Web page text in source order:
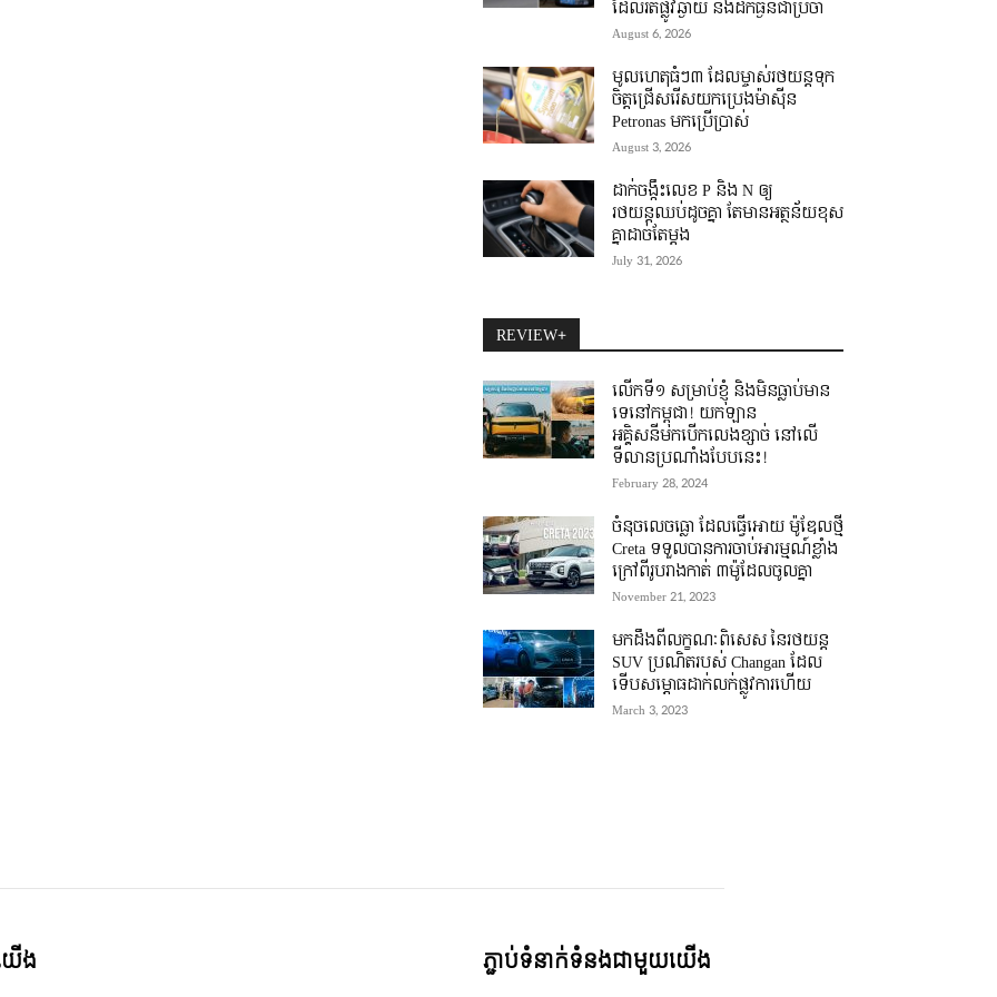
ដែលរត់ផ្លូវឆ្ងាយ និងដឹកធ្ងន់ជាប្រចាំ
August 6, 2026
មូលហេតុធំៗ៣ ដែលម្ចាស់រថយន្តទុក
ចិត្តជ្រើសរើសយកប្រេងម៉ាស៊ីន
Petronas មកប្រើប្រាស់
August 3, 2026
ដាក់ចង្កឹះលេខ P និង N ឲ្យ
រថយន្តឈប់ដូចគ្នា តែមានអត្ថន័យខុស
គ្នាដាច់តែម្តង
July 31, 2026
REVIEW+
លើកទី១ សម្រាប់ខ្ញុំ និងមិនធ្លាប់មាន
ទេនៅកម្ពុជា! យកឡាន
អគ្គិសនីមកបើកលេងខ្សាច់ នៅលើ
ទីលានប្រណាំងបែបនេះ!
February 28, 2024
ចំនុចលេចធ្លោ ដែលធ្វើអោយ ម៉ូឌែលថ្មី
Creta ទទួលបានការចាប់អារម្មណ៍ខ្លាំង
ក្រៅពីរូបរាងកាត់ ៣ម៉ូដែលចូលគ្នា
November 21, 2023
មកដឹងពីលក្ខណៈពិសេស នៃរថយន្ត
SUV ប្រណិតរបស់ Changan ដែល
ទើបសម្ភោធដាក់លក់ផ្លូវការហើយ
March 3, 2023
ើង ភ្ជាប់ទំនាក់ទំនងជាមួយយើង